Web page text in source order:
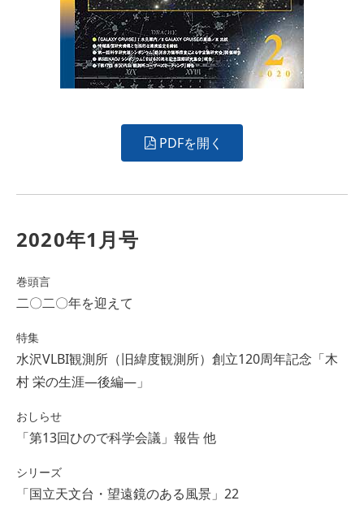
PDFを開く
2020年1月号
巻頭言
二〇二〇年を迎えて
特集
水沢VLBI観測所（旧緯度観測所）創立120周年記念「木
村 栄の生涯―後編―」
おしらせ
「第13回ひので科学会議」報告 他
シリーズ
「国立天文台・望遠鏡のある風景」22